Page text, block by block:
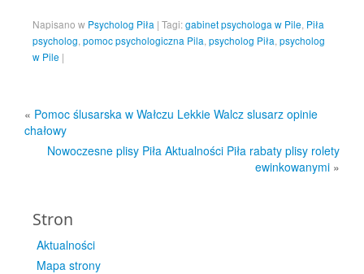
Napisano w Psycholog Piła | Tagi:gabinet psychologa w Pile Piła
psycholog pomoc psychologiczna Pila psycholog Piła psycholog
w Pile |
« Pomoc ślusarska w Wałczu Lekkie Walcz slusarz opinie
chałowy
Nowoczesne plisy Piła Aktualności Piła rabaty plisy rolety
ewinkowanymi »
Stron
Aktualności
Mapa strony